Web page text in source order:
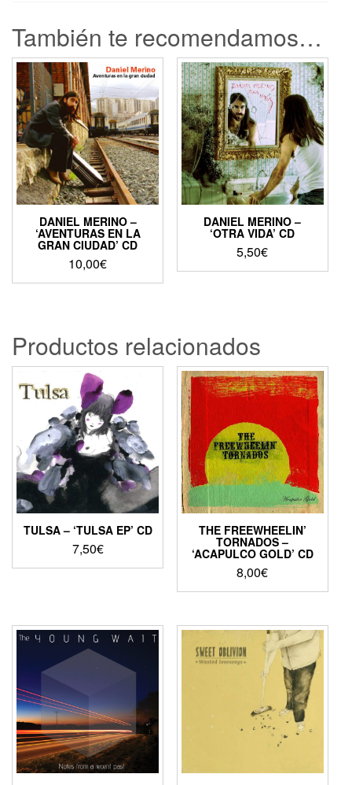
También te recomendamos…
DANIEL MERINO –
‘AVENTURAS EN LA
GRAN CIUDAD’ CD
10,00€
DANIEL MERINO –
‘OTRA VIDA’ CD
5,50€
Productos relacionados
TULSA – ‘TULSA EP’ CD
7,50€
THE FREEWHEELIN’
TORNADOS –
‘ACAPULCO GOLD’ CD
8,00€